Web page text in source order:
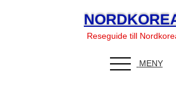
Reseguide till
MENY
Pyongyang
Nordkorea